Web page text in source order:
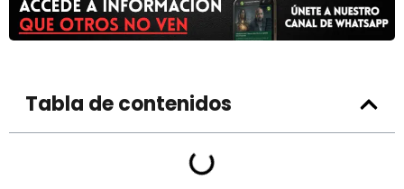
Tabla de contenidos